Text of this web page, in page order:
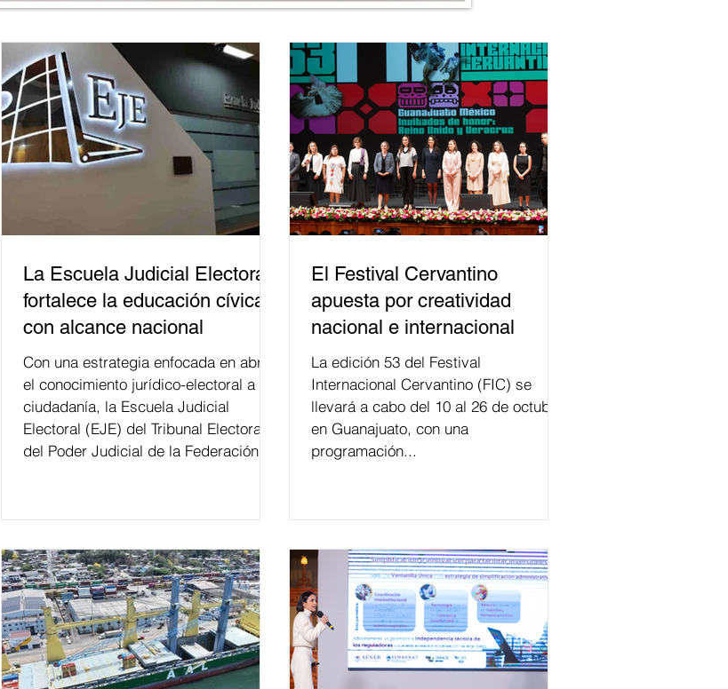
La Escuela Judicial Electoral
fortalece la educación cívica
con alcance nacional
Con una estrategia enfocada en abrir
el conocimiento jurídico-electoral a la
ciudadanía, la Escuela Judicial
Electoral (EJE) del Tribunal Electoral
del Poder Judicial de la Federación ha
relacionados con la democracia y el
del papel que ha asumido la EJE en la
difusión de la justicia electoral como
un bien público. La mayor parte de las
personas capacitadas no forma
El Festival Cervantino
apuesta por creatividad
nacional e internacional
La edición 53 del Festival
Internacional Cervantino (FIC) se
llevará a cabo del 10 al 26 de octubre
en Guanajuato, con una
programación...